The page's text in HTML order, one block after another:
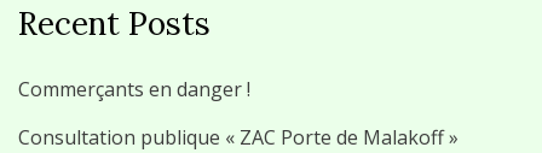
Recent Posts
Commerçants en danger !
Consultation publique « ZAC Porte de Malakoff »